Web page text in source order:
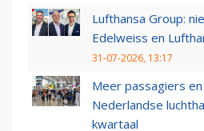
Lufthansa Group:
Edelweiss en
31-07-2026, 13:17
Meer passagiers
Nederlandse
kwartaal